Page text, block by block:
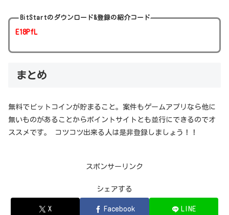
BitStartのダウンロード&登録の紹介コード
E18PfL
まとめ
無料でビットコインが貯まること。案件もゲームアプリなら他に
無いものがあることからポイントサイトとも並行にできるのでオ
ススメです。 コツコツ出来る人は是非登録しましょう！！
スポンサーリンク
シェアする
X Facebook LINE